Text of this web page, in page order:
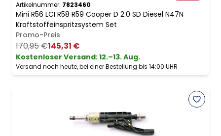
Artikelnummer: 7823460
Mini R56 LCI R58 R59 Cooper D 2.0 SD Diesel N47N
Kraftstoffeinspritzsystem Set
Promo-Preis
170,95 €145,31 €
Kostenloser Versand:12.–13. Aug.
Versand noch heute, bei einer Bestellung bis 14:00 UHR